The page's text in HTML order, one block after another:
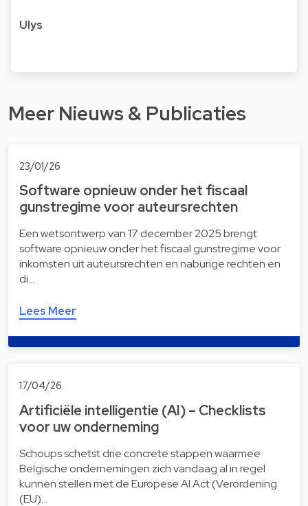
Ulys
Meer Nieuws & Publicaties
23/01/26
Software opnieuw onder het fiscaal
gunstregime voor auteursrechten
Een wetsontwerp van 17 december 2025 brengt
software opnieuw onder het fiscaal gunstregime voor
inkomsten uit auteursrechten en naburige rechten en
di…
Lees Meer
17/04/26
Artificiële intelligentie (AI) – Checklists
voor uw onderneming
Schoups schetst drie concrete stappen waarmee
Belgische ondernemingen zich vandaag al in regel
kunnen stellen met de Europese AI Act (Verordening
(EU)…